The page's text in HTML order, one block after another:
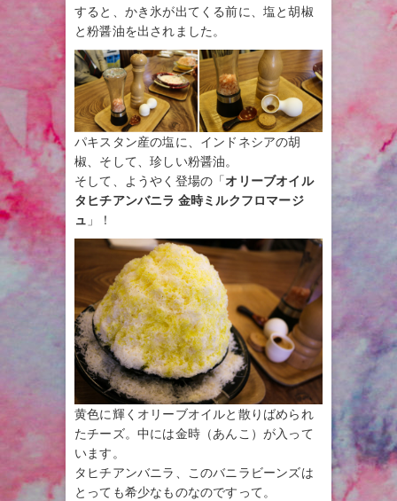
すると、かき氷が出てくる前に、塩と胡椒
と粉醤油を出されました。
パキスタン産の塩に、インドネシアの胡
椒、そして、珍しい粉醤油。
そして、ようやく登場の「オリーブオイル
タヒチアンバニラ 金時ミルクフロマージ
ュ 」！
黄色に輝くオリーブオイルと散りばめられ
たチーズ。中には金時（あんこ）が入って
います。
タヒチアンバニラ、このバニラビーンズは
とっても希少なものなのですって。